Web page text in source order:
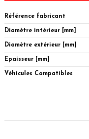
Référence fabricant
Diamètre intérieur [mm]
Diamètre extérieur [mm]
Epaisseur [mm]
Véhicules Compatibles